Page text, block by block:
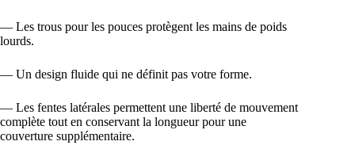
— Les trous pour les pouces protègent les mains de poids
lourds.
— Un design fluide qui ne définit pas votre forme.
— Les fentes latérales permettent une liberté de mouvement
complète tout en conservant la longueur pour une
couverture supplémentaire.